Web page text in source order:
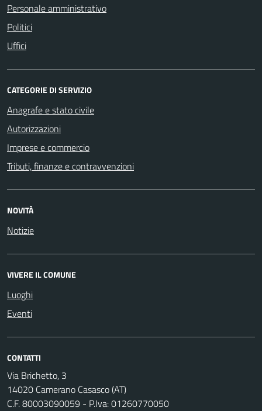
Personale amministrativo
Politici
Uffici
CATEGORIE DI SERVIZIO
Anagrafe e stato civile
Autorizzazioni
Imprese e commercio
Tributi, finanze e contravvenzioni
NOVITÀ
Notizie
VIVERE IL COMUNE
Luoghi
Eventi
CONTATTI
Via Brichetto, 3
14020 Camerano Casasco (AT)
C.F. 80003090059 - P.Iva: 01260770050